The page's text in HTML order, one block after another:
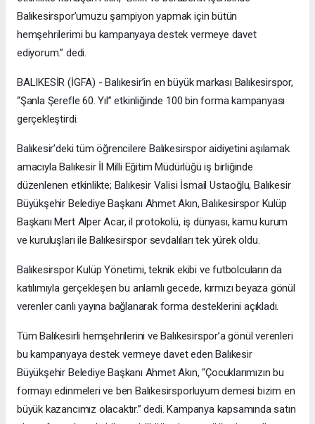
Balıkesirspor’umuzu şampiyon yapmak için bütün
hemşehrilerimi bu kampanyaya destek vermeye davet
ediyorum.” dedi.
BALIKESİR (İGFA) - Balıkesir’in en büyük markası Balıkesirspor,
“Şanla Şerefle 60. Yıl” etkinliğinde 100 bin forma kampanyası
gerçekleştirdi.
Balıkesir’deki tüm öğrencilere Balıkesirspor aidiyetini aşılamak
amacıyla Balıkesir İl Milli Eğitim Müdürlüğü iş birliğinde
düzenlenen etkinlikte; Balıkesir Valisi İsmail Ustaoğlu, Balıkesir
Büyükşehir Belediye Başkanı Ahmet Akın, Balıkesirspor Kulüp
Başkanı Mert Alper Acar, il protokolü, iş dünyası, kamu kurum
ve kuruluşları ile Balıkesirspor sevdalıları tek yürek oldu.
Balıkesirspor Kulüp Yönetimi, teknik ekibi ve futbolcuların da
katılımıyla gerçekleşen bu anlamlı gecede, kırmızı beyaza gönül
verenler canlı yayına bağlanarak forma desteklerini açıkladı.
Tüm Balıkesirli hemşehrilerini ve Balıkesirspor’a gönül verenleri
bu kampanyaya destek vermeye davet eden Balıkesir
Büyükşehir Belediye Başkanı Ahmet Akın, “Çocuklarımızın bu
formayı edinmeleri ve ben Balıkesirsporluyum demesi bizim en
büyük kazancımız olacaktır.” dedi. Kampanya kapsamında satın